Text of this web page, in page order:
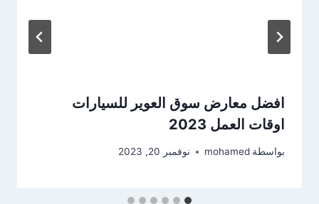
افضل معارض سوق العوير للسيارات
اوقات العمل 2023
بواسطة mohamed نوفمبر 20, 2023